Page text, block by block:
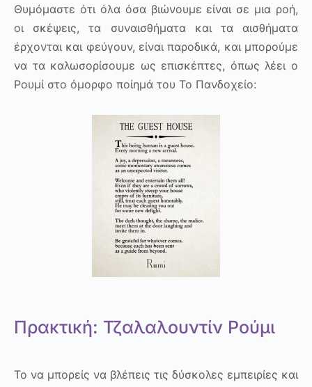
Θυμόμαστε ότι όλα όσα βιώνουμε είναι σε μια ροή,
οι σκέψεις, τα συναισθήματα και τα αισθήματα
έρχονται και φεύγουν, είναι παροδικά, και μπορούμε
να τα καλωσορίσουμε ως επισκέπτες, όπως λέει ο
Ρουμί στο όμορφο ποίημά του Το Πανδοχείο:
Πρακτική: Τζαλαλουντίν Ρούμι
Το να μπορείς να βλέπεις τις δύσκολες εμπειρίες και